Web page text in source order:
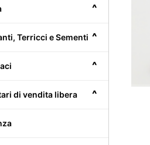
^
^
Terricci e Sementi
^
^
di vendita libera